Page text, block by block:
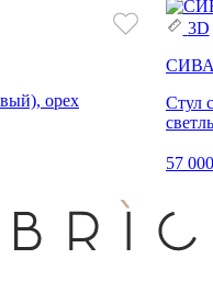
орех
3D
Стул
57